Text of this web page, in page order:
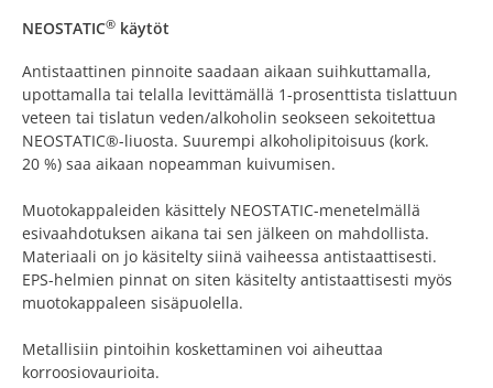
NEOSTATIC® käytöt
Antistaattinen pinnoite saadaan aikaan suihkuttamalla,
upottamalla tai telalla levittämällä 1-prosenttista tislattuun
veteen tai tislatun veden/alkoholin seokseen sekoitettua
NEOSTATIC®-liuosta. Suurempi alkoholipitoisuus (kork.
20 %) saa aikaan nopeamman kuivumisen.
Muotokappaleiden käsittely NEOSTATIC-menetelmällä
esivaahdotuksen aikana tai sen jälkeen on mahdollista.
Materiaali on jo käsitelty siinä vaiheessa antistaattisesti.
EPS-helmien pinnat on siten käsitelty antistaattisesti myös
muotokappaleen sisäpuolella.
Metallisiin pintoihin koskettaminen voi aiheuttaa
korroosiovaurioita.